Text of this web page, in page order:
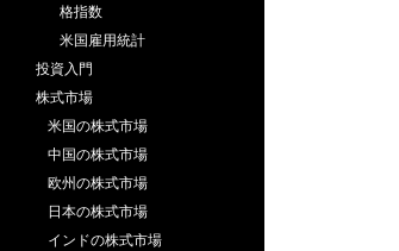
格指数
米国雇用統計
投資入門
株式市場
米国の株式市場
中国の株式市場
欧州の株式市場
日本の株式市場
インドの株式市場